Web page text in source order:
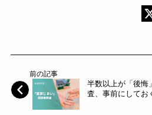
前の記事
半数以上が「後悔
査、事前にしてお